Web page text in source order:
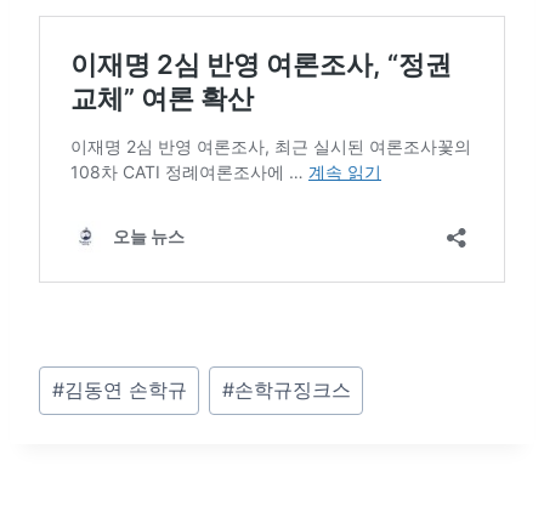
Post
Tags:
#김동연 손학규 #손학규징크스